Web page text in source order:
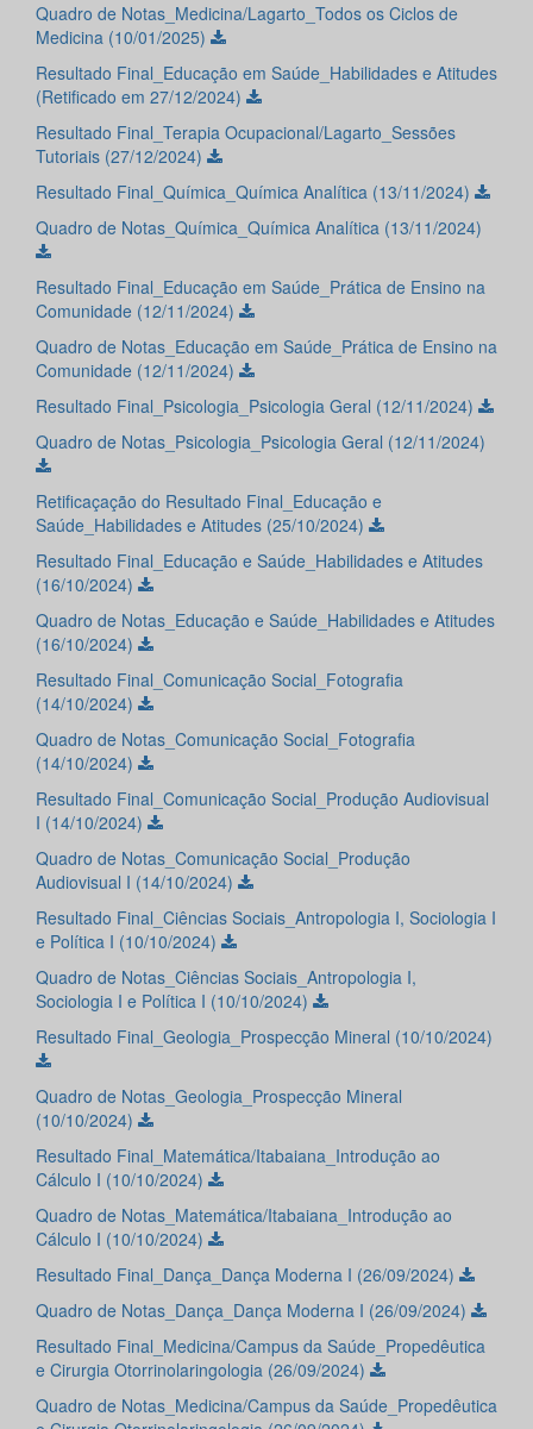
Quadro de Notas_Medicina/Lagarto_Todos os Ciclos de
Medicina (10/01/2025)
Resultado Final_Educação em Saúde_Habilidades e Atitudes
(Retificado em 27/12/2024)
Resultado Final_Terapia Ocupacional/Lagarto_Sessões
Tutoriais (27/12/2024)
Resultado Final_Química_Química Analítica (13/11/2024)
Quadro de Notas_Química_Química Analítica (13/11/2024)
Resultado Final_Educação em Saúde_Prática de Ensino na
Comunidade (12/11/2024)
Quadro de Notas_Educação em Saúde_Prática de Ensino na
Comunidade (12/11/2024)
Resultado Final_Psicologia_Psicologia Geral (12/11/2024)
Quadro de Notas_Psicologia_Psicologia Geral (12/11/2024)
Retificaçação do Resultado Final_Educação e
Saúde_Habilidades e Atitudes (25/10/2024)
Resultado Final_Educação e Saúde_Habilidades e Atitudes
(16/10/2024)
Quadro de Notas_Educação e Saúde_Habilidades e Atitudes
(16/10/2024)
Resultado Final_Comunicação Social_Fotografia
(14/10/2024)
Quadro de Notas_Comunicação Social_Fotografia
(14/10/2024)
Resultado Final_Comunicação Social_Produção Audiovisual
I (14/10/2024)
Quadro de Notas_Comunicação Social_Produção
Audiovisual I (14/10/2024)
Resultado Final_Ciências Sociais_Antropologia I, Sociologia I
e Política I (10/10/2024)
Quadro de Notas_Ciências Sociais_Antropologia I,
Sociologia I e Política I (10/10/2024)
Resultado Final_Geologia_Prospecção Mineral (10/10/2024)
Quadro de Notas_Geologia_Prospecção Mineral
(10/10/2024)
Resultado Final_Matemática/Itabaiana_Introdução ao
Cálculo I (10/10/2024)
Quadro de Notas_Matemática/Itabaiana_Introdução ao
Cálculo I (10/10/2024)
Resultado Final_Dança_Dança Moderna I (26/09/2024)
Quadro de Notas_Dança_Dança Moderna I (26/09/2024)
Resultado Final_Medicina/Campus da Saúde_Propedêutica
e Cirurgia Otorrinolaringologia (26/09/2024)
Quadro de Notas_Medicina/Campus da Saúde_Propedêutica